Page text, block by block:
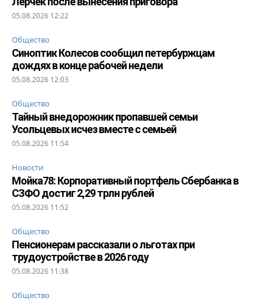
05.08.2026 12:22
Общество
Синоптик Колесов сообщил петербуржцам
дождях в конце рабочей недели
05.08.2026 12:03
Общество
Тайный внедорожник пропавшей семьи
Усольцевых исчез вместе с семьей
05.08.2026 11:54
Новости
Мойка78: Корпоративный портфель Сбербанка в
СЗФО достиг 2,29 трлн рублей
05.08.2026 11:52
Общество
Пенсионерам рассказали о льготах при
трудоустройстве в 2026 году
05.08.2026 11:38
Общество